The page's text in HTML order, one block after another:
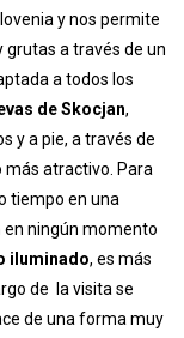
y nos permite
grutas a través de un
a todos los
de Skocjan,
y a pie, a través de
más atractivo. Para
tiempo en una
en ningún momento
iluminado, es más
de la visita se
de una forma muy